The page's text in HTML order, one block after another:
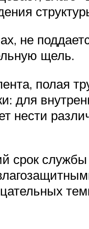
не
щель.
полая
для
нести
срок